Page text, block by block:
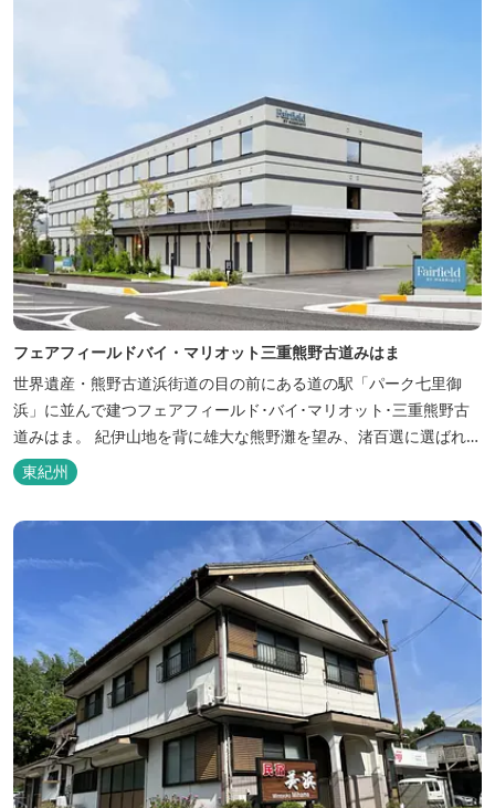
フェアフィールドバイ・マリオット三重熊野古道みはま
世界遺産・熊野古道浜街道の目の前にある道の駅「パーク七里御
浜」に並んで建つフェアフィールド･バイ･マリオット･三重熊野古
道みはま。 紀伊山地を背に雄大な熊野灘を望み、渚百選に選ばれた
七里御浜海岸などの美しい自然が広がります。一年を通して暖かで
過ごしやすく、季節を通じて穫れる数々の品種のみかんをはじめ、
巡る旅の拠点として、当...
東紀州